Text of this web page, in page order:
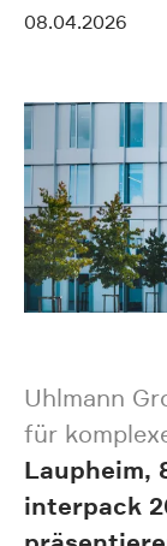
08.04.2026
Uhlmann
für
Laupheim,
interpack